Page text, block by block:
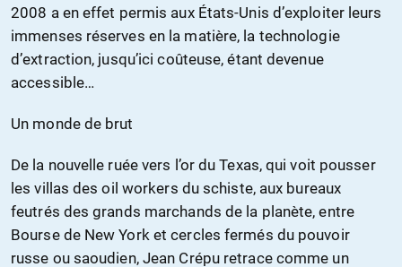
2008 a en effet permis aux États-Unis d’exploiter leurs
immenses réserves en la matière, la technologie
d’extraction, jusqu’ici coûteuse, étant devenue
accessible…
Un monde de brut
De la nouvelle ruée vers l’or du Texas, qui voit pousser
les villas des oil workers du schiste, aux bureaux
feutrés des grands marchands de la planète, entre
Bourse de New York et cercles fermés du pouvoir
russe ou saoudien, Jean Crépu retrace comme un